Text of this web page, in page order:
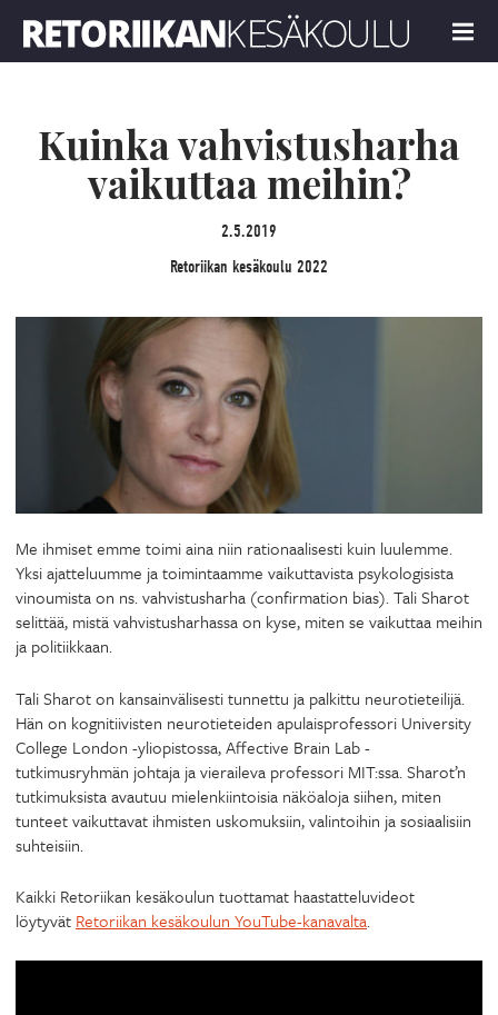
MENU
Kuinka vahvistusharha
vaikuttaa meihin?
2.5.2019
Retoriikan kesäkoulu 2022
Me ihmiset emme toimi aina niin rationaalisesti kuin luulemme.
Yksi ajatteluumme ja toimintaamme vaikuttavista psykologisista
vinoumista on ns. vahvistusharha (confirmation bias). Tali Sharot
selittää, mistä vahvistusharhassa on kyse, miten se vaikuttaa meihin
ja politiikkaan.
Tali Sharot on kansainvälisesti tunnettu ja palkittu neurotieteilijä.
Hän on kognitiivisten neurotieteiden apulaisprofessori University
College London -yliopistossa, Affective Brain Lab -
tutkimusryhmän johtaja ja vieraileva professori MIT:ssa. Sharot’n
tutkimuksista avautuu mielenkiintoisia näköaloja siihen, miten
tunteet vaikuttavat ihmisten uskomuksiin, valintoihin ja sosiaalisiin
suhteisiin.
Kaikki Retoriikan kesäkoulun tuottamat haastatteluvideot
löytyvät Retoriikan kesäkoulun YouTube-kanavalta.